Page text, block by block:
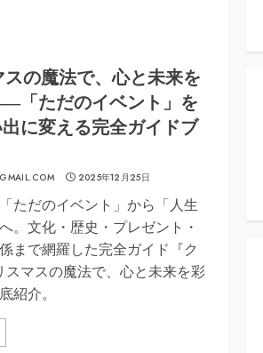
スの魔法で、心と未来を
「ただのイベント」を
に変える完全ガイドブ
2025年12月25日
ただのイベント」から「人生
。文化・歴史・プレゼント・
まで網羅した完全ガイド『ク
スマスの魔法で、心と未来を彩
紹介。